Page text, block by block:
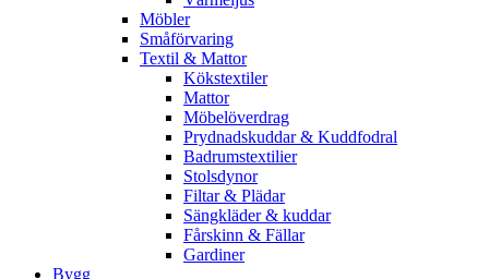
Möbler
Småförvaring
Textil & Mattor
Kökstextiler
Mattor
Möbelöverdrag
Prydnadskuddar & Kuddfodral
Badrumstextilier
Stolsdynor
Filtar & Plädar
Sängkläder & kuddar
Fårskinn & Fällar
Gardiner
Bygg